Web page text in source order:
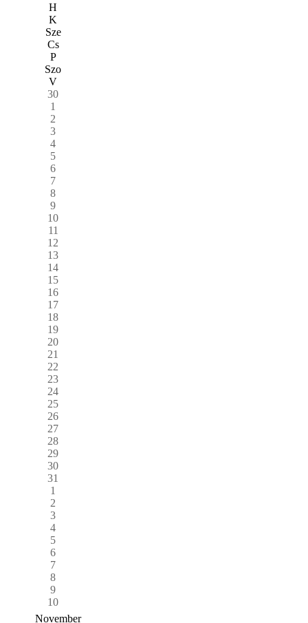
H
K
Sze
Cs
P
Szo
V
30
1
2
3
4
5
6
7
8
9
10
11
12
13
14
15
16
17
18
19
20
21
22
23
24
25
26
27
28
29
30
31
1
2
3
4
5
6
7
8
9
10
November